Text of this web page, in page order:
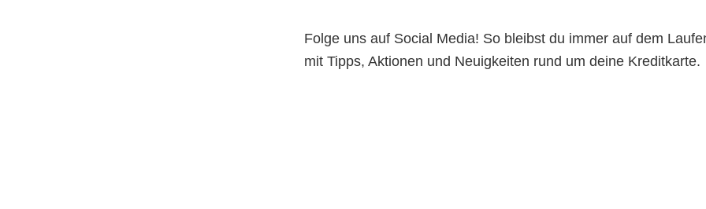
Folge uns auf Social Media! So bleibst du immer auf dem
mit Tipps, Aktionen und Neuigkeiten rund um deine Kreditkarte.